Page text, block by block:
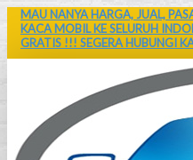
MAU NANYA HARGA, JUAL,
KACA MOBIL KE SELURUH
GRATIS !!! SEGERA HUBUNGI